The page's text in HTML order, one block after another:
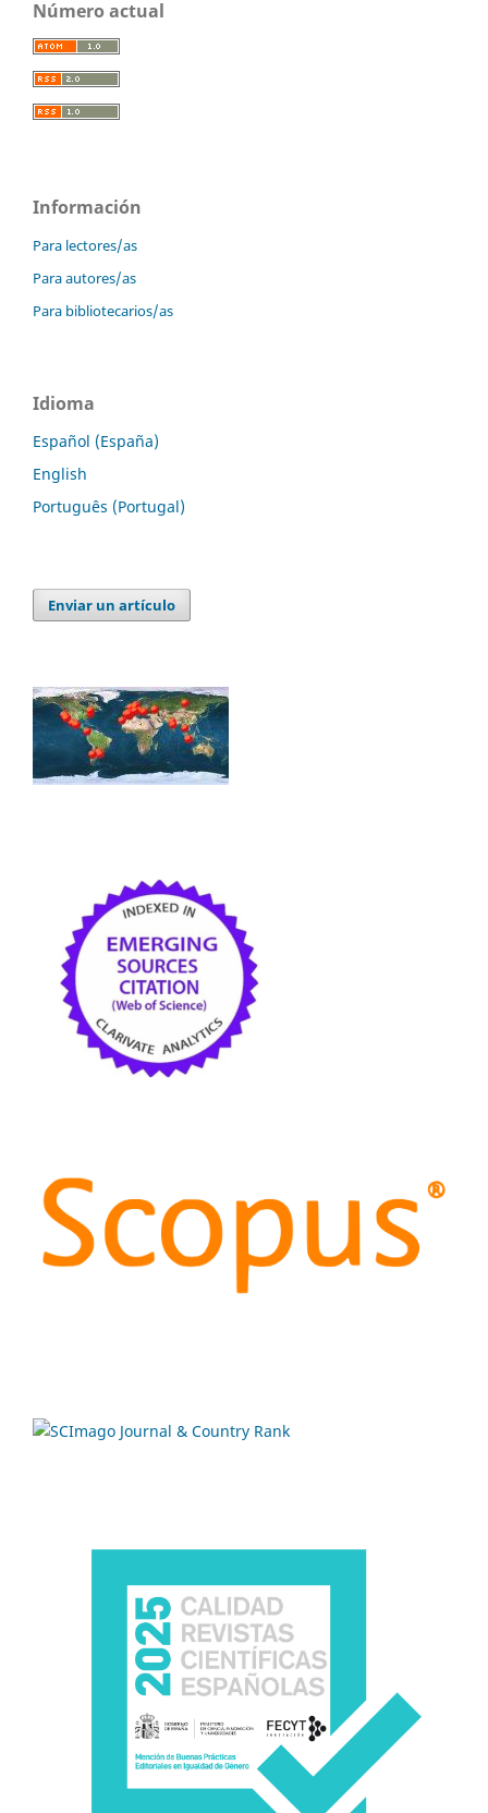
Número actual
Información
Para lectores/as
Para autores/as
Para bibliotecarios/as
Idioma
Español (España)
English
Português (Portugal)
Enviar un artículo